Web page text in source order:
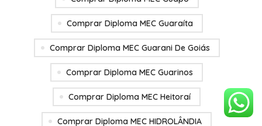
Comprar Diploma MEC Guaraíta
Comprar Diploma MEC Guarani De Goiás
Comprar Diploma MEC Guarinos
Comprar Diploma MEC Heitoraí
Comprar Diploma MEC HIDROLÂNDIA